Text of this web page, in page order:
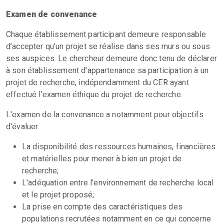
Examen de convenance
Chaque établissement participant demeure responsable
d’accepter qu'un projet se réalise dans ses murs ou sous
ses auspices. Le chercheur demeure donc tenu de déclarer
à son établissement d'appartenance sa participation à un
projet de recherche, indépendamment du CER ayant
effectué l'examen éthique du projet de recherche.
L'examen de la convenance a notamment pour objectifs
d'évaluer :
La disponibilité des ressources humaines, financières
et matérielles pour mener à bien un projet de
recherche;
L'adéquation entre l'environnement de recherche local
et le projet proposé;
La prise en compte des caractéristiques des
populations recrutées notamment en ce qui concerne